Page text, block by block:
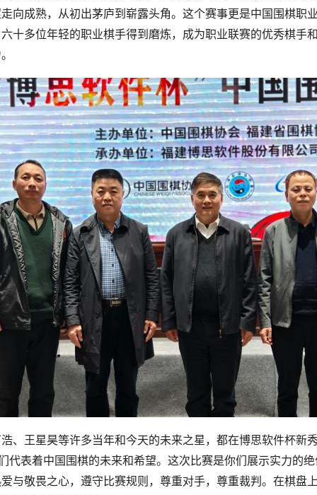
向成熟，从初出茅庐到崭露头角。这个赛事更是中国围棋职
十多位年轻的职业棋手得到磨炼，成为职业联赛的优秀棋手
、王星昊等许多当年和今天的未来之星，都在博思软件杯新
代表着中国围棋的未来和希望。这次比赛是你们展示实力的
与敬畏之心，遵守比赛规则，尊重对手，尊重裁判。在棋盘